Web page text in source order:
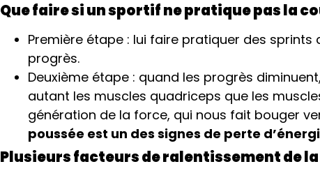
Que faire si un sportif ne pratique pas la
Première étape : lui faire pratiquer des sprints
progrès.
Deuxième étape : quand les progrès
autant les muscles quadriceps que les
génération de la force, qui nous fait bouger
poussée est un des signes de perte
Plusieurs facteurs de ralentissement de